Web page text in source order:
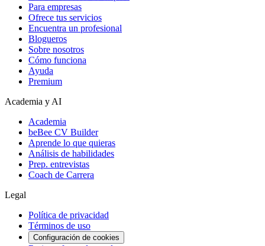
Para empresas
Ofrece tus servicios
Encuentra un profesional
Blogueros
Sobre nosotros
Cómo funciona
Ayuda
Premium
Academia y AI
Academia
beBee CV Builder
Aprende lo que quieras
Análisis de habilidades
Prep. entrevistas
Coach de Carrera
Legal
Política de privacidad
Términos de uso
Configuración de cookies